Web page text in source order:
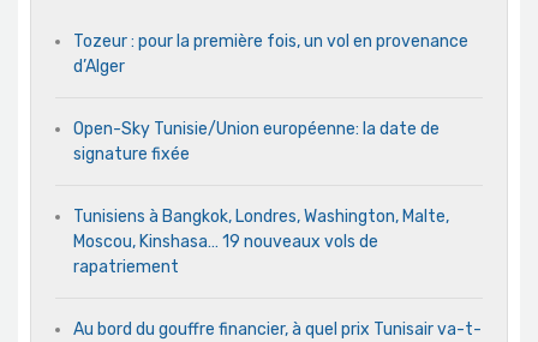
Tozeur : pour la première fois, un vol en provenance
d’Alger
Open-Sky Tunisie/Union européenne: la date de
signature fixée
Tunisiens à Bangkok, Londres, Washington, Malte,
Moscou, Kinshasa… 19 nouveaux vols de
rapatriement
Au bord du gouffre financier, à quel prix Tunisair va-t-